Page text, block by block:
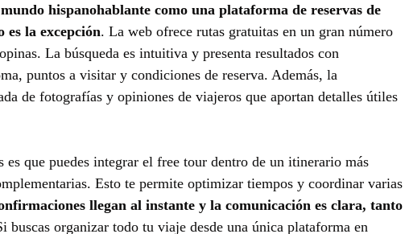
hispanohablante como una plataforma de reservas de
es la excepción. La web ofrece rutas gratuitas en un gran número
La búsqueda es intuitiva y presenta resultados con
puntos a visitar y condiciones de reserva. Además, la
de fotografías y opiniones de viajeros que aportan detalles útiles
que puedes integrar el free tour dentro de un itinerario más
Esto te permite optimizar tiempos y coordinar varias
llegan al instante y la comunicación es clara, tanto
buscas organizar todo tu viaje desde una única plataforma en